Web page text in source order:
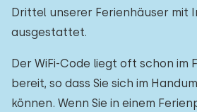
Drittel unserer Ferienhäuser mit
ausgestattet.
Der WiFi-Code liegt oft schon im
bereit, so dass Sie sich im
können. Wenn Sie in einem